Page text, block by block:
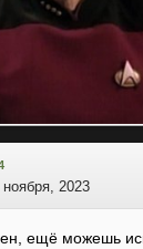
ноября, 2023
ещё можешь